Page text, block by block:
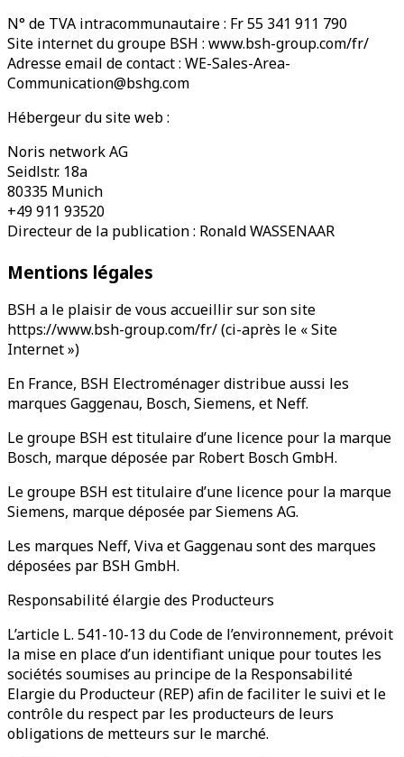
N° de TVA intracommunautaire : Fr 55 341 911 790
Site internet du groupe BSH : www.bsh-group.com/fr/
Adresse email de contact : WE-Sales-Area-
Communication@bshg.com
Hébergeur du site web :
Noris network AG
Seidlstr. 18a
80335 Munich
+49 911 93520
Directeur de la publication : Ronald WASSENAAR
Mentions légales
BSH a le plaisir de vous accueillir sur son site
https://www.bsh-group.com/fr/ (ci-après le « Site
Internet »)
En France, BSH Electroménager distribue aussi les
marques Gaggenau, Bosch, Siemens, et Neff.
Le groupe BSH est titulaire d’une licence pour la marque
Bosch, marque déposée par Robert Bosch GmbH.
Le groupe BSH est titulaire d’une licence pour la marque
Siemens, marque déposée par Siemens AG.
Les marques Neff, Viva et Gaggenau sont des marques
déposées par BSH GmbH.
Responsabilité élargie des Producteurs
L’article L. 541-10-13 du Code de l’environnement, prévoit
la mise en place d’un identifiant unique pour toutes les
sociétés soumises au principe de la Responsabilité
Elargie du Producteur (REP) afin de faciliter le suivi et le
contrôle du respect par les producteurs de leurs
obligations de metteurs sur le marché.